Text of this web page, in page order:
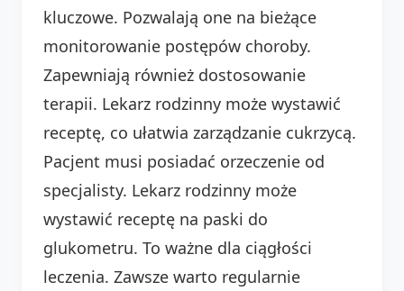
kluczowe. Pozwalają one na bieżące
monitorowanie postępów choroby.
Zapewniają również dostosowanie
terapii. Lekarz rodzinny może wystawić
receptę, co ułatwia zarządzanie cukrzycą.
Pacjent musi posiadać orzeczenie od
specjalisty. Lekarz rodzinny może
wystawić receptę na paski do
glukometru. To ważne dla ciągłości
leczenia. Zawsze warto regularnie